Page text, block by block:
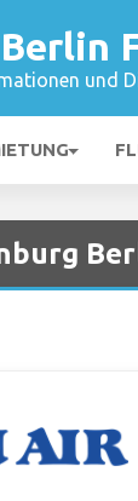
und